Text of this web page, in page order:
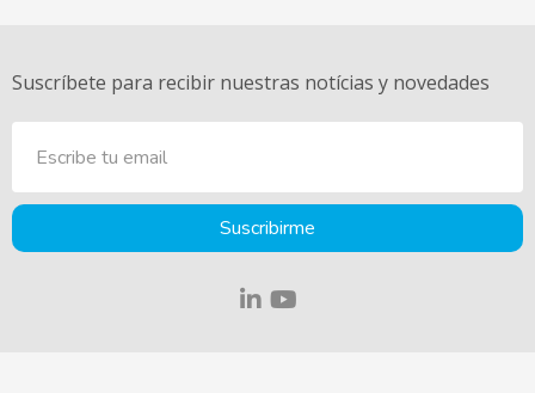
Suscríbete para recibir nuestras notícias y novedades
Suscribirme